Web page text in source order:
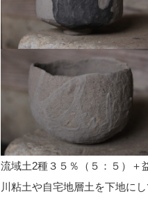
流域土2種３５％（５：５）＋
川粘土や自宅地層土を下地に